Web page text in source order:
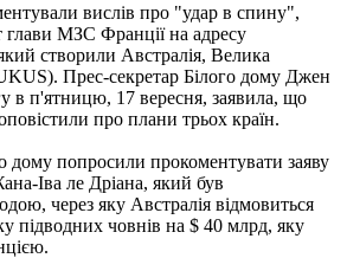
вислів про "удар в спину",
глави МЗС Франції на адресу
створили Австралія, Велика
Прес-секретар Білого дому Джен
в п'ятницю, 17 вересня, заявила, що
про плани трьох країн.
дому попросили прокоментувати заяву
Іва ле Дріана, який був
через яку Австралія відмовиться
підводних човнів на $ 40 млрд, яку